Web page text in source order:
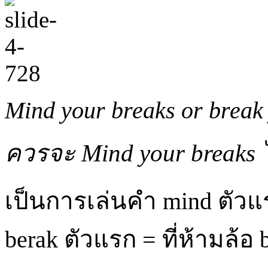
Mind your breaks or
ควรจะ Mind your breaks
เป็นการเล่นคำ mind ตัว
berak ตัวแรก = ที่ห้ามล้อ